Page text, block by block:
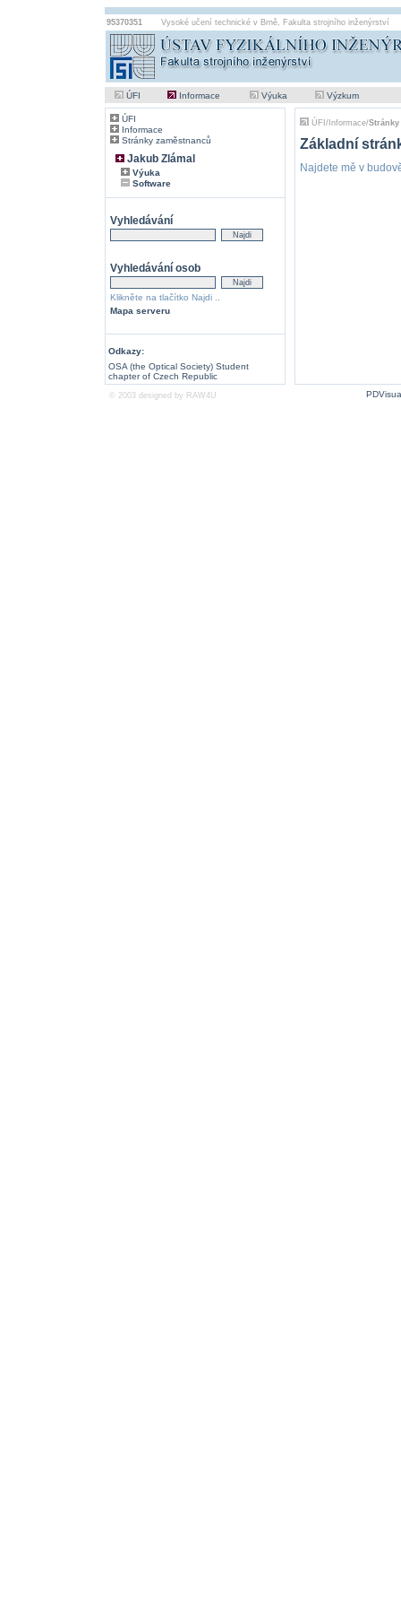
95370351 Vysoké učení technické v Brně, Fakulta strojního inženýrství
ÚFI Informace Výuka Výzkum
ÚFI
Informace
Stránky zaměstnanců
Jakub Zlámal
Výuka
Software
Vyhledávání
Vyhledávání osob
Klikněte na tlačítko Najdi ..
Mapa serveru
Odkazy:
OSA (the Optical Society) Student
chapter of Czech Republic
ÚFI /Informace/Stránky
Základní
Najdete mě v
© 2003 designed by RAW4U